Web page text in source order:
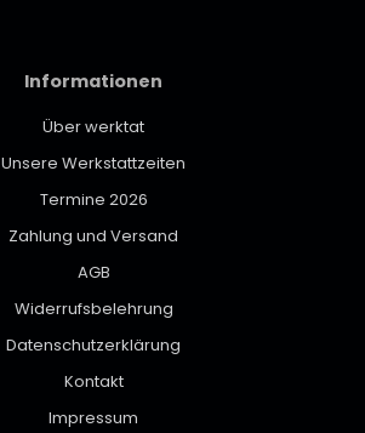
Informationen
Über werktat
Unsere Werkstattzeiten
Termine 2026
Zahlung und Versand
AGB
Widerrufsbelehrung
Datenschutzerklärung
Kontakt
Impressum